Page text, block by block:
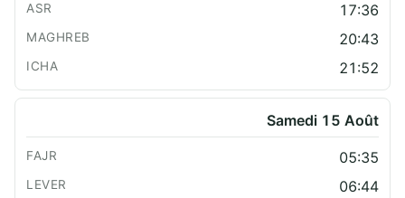
17:36
20:43
21:52
Samedi 15 Août
05:35
06:44